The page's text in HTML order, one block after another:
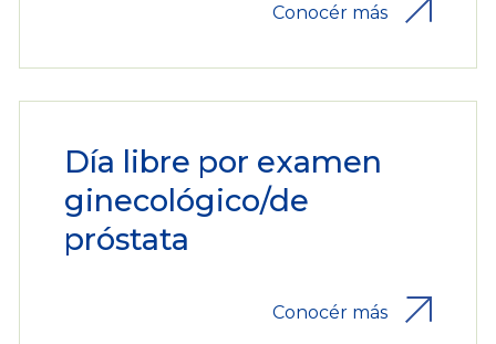
Conocér más
Día libre por examen
ginecológico/de
próstata
Conocér más